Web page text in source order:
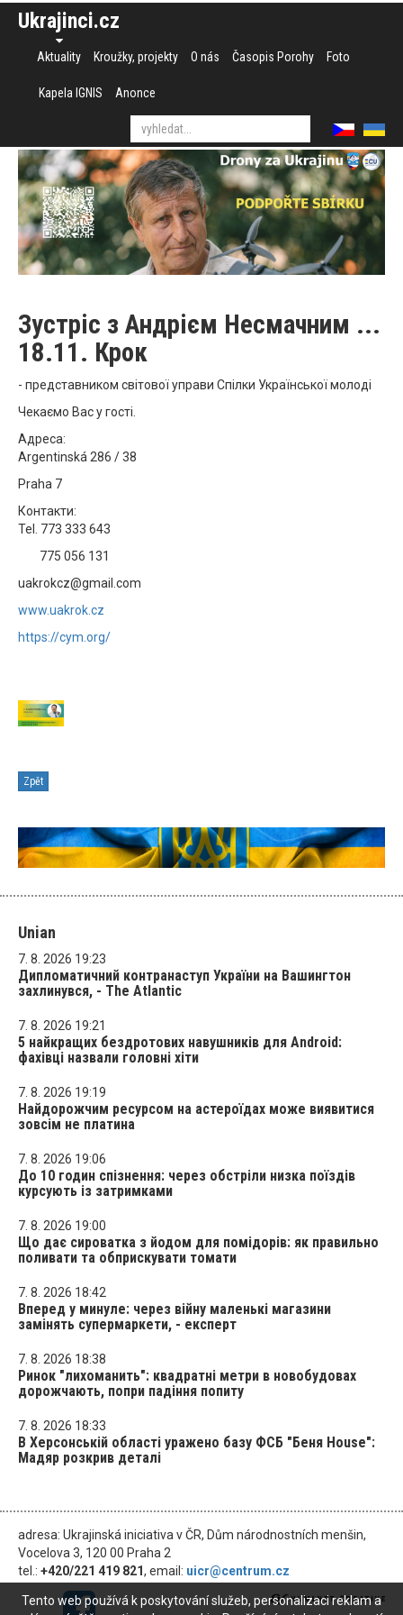
Ukrajinci.cz
Aktuality Kroužky, projekty O nás Časopis Porohy Foto
Kapela IGNIS Anonce
Зустріс з Андрієм Несмачним ...
18.11. Крок
- представником світової управи Спілки Української молоді
Чекаємо Вас у гості.
Адреса:
Argentinská 286 / 38
Praha 7
Контакти:
Tel. 773 333 643
775 056 131
uakrokcz@gmail.com
www.uakrok.cz
https://cym.org/
Zpět
Unian
7. 8. 2026 19:23
Дипломатичний контранаступ України на Вашингтон
захлинувся, - The Atlantic
7. 8. 2026 19:21
5 найкращих бездротових навушників для Android:
фахівці назвали головні хіти
7. 8. 2026 19:19
Найдорожчим ресурсом на астероїдах може виявитися
зовсім не платина
7. 8. 2026 19:06
До 10 годин спізнення: через обстріли низка поїздів
курсують із затримками
7. 8. 2026 19:00
Що дає сироватка з йодом для помідорів: як правильно
поливати та обприскувати томати
7. 8. 2026 18:42
Вперед у минуле: через війну маленькі магазини
замінять супермаркети, - експерт
7. 8. 2026 18:38
Ринок "лихоманить": квадратні метри в новобудовах
дорожчають, попри падіння попиту
7. 8. 2026 18:33
В Херсонській області уражено базу ФСБ "Беня House":
Мадяр розкрив деталі
adresa: Ukrajinská iniciativa v ČR, Dům národnostních menšin,
Vocelova 3, 120 00 Praha 2
tel.: +420/221 419 821, email: uicr@centrum.cz
Tento web používá k poskytování služeb, personalizaci reklam a